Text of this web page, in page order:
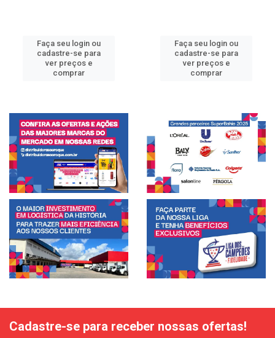
Faça seu login ou
cadastre-se para
ver preços e
comprar
Faça seu login ou
cadastre-se para
ver preços e
comprar
Cadastre-se para receber nossas ofertas!